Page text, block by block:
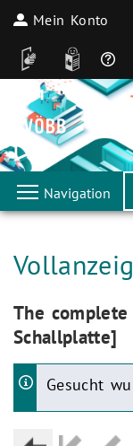
Mein Konto
DGS
Navigation
Aktuelle
Aktuelle
The
Schallplatte]
Gesucht